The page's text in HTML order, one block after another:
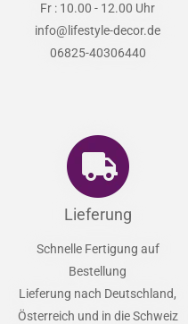
Fr : 10.00 - 12.00 Uhr
info@lifestyle-decor.de
06825-40306440
Lieferung
Schnelle Fertigung auf
Bestellung
Lieferung nach Deutschland,
Österreich und in die Schweiz